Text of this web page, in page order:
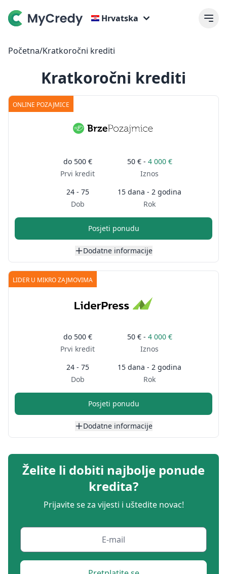
Hrvatska
Početna/Kratkoročni krediti
Kratkoročni krediti
ONLINE POZAJMICE
do 500 €
Prvi kredit
50 € - 4 000 €
Iznos
24 - 75
Dob
15 dana - 2 godina
Rok
Posjeti ponudu
Dodatne informacije
LIDER U MIKRO ZAJMOVIMA
do 500 €
Prvi kredit
50 € - 4 000 €
Iznos
24 - 75
Dob
15 dana - 2 godina
Rok
Posjeti ponudu
Dodatne informacije
Želite li dobiti najbolje ponude
kredita?
Prijavite se za vijesti i uštedite novac!